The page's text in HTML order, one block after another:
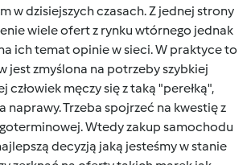
w dzisiejszych czasach. Z jednej strony
wiele ofert z rynku wtórnego jednak
ich temat opinie w sieci. W praktyce to
jest zmyślona na potrzeby szybkiej
człowiek męczy się z taką "perełką",
naprawy. Trzeba spojrzeć na kwestię z
Wtedy zakup samochodu
decyzją jaką jesteśmy w stanie